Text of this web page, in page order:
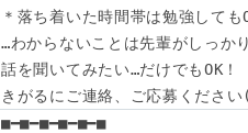
＊落ち着いた時間帯は勉強しても
…わからないことは先輩がしっか
話を聞いてみたい…だけでもOK！
きがるにご連絡、ご応募くださ
■━■━■━■━■━■